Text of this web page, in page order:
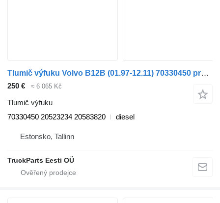
Tlumič výfuku Volvo B12B (01.97-12.11) 70330450 pro autobusy Volvo B6, B7, B9, B10, B12 bus (1978-2011)
250 € ≈ 6 065 Kč
Tlumič výfuku
70330450 20523234 20583820
diesel
Estonsko, Tallinn
TruckParts Eesti OÜ